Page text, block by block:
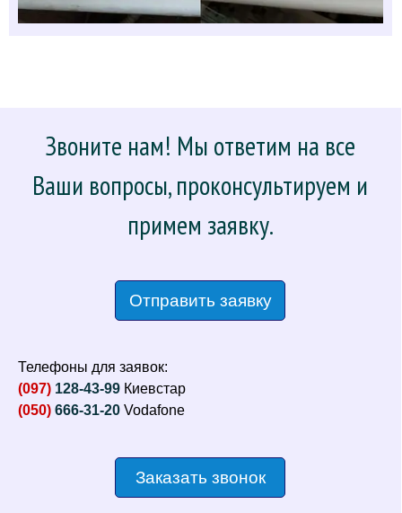
Звоните нам! Мы ответим на все
Ваши вопросы, проконсультируем и
примем заявку.
Отправить заявку
Телефоны для заявок:
(097) 128-43-99 Киевстар
(050) 666-31-20 Vodafone
Заказать звонок